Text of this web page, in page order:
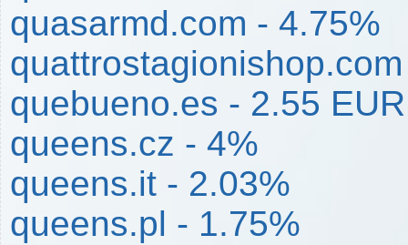
quasarmd.com - 4.75%
quebueno.es - 2.55 EUR
queens.cz - 4%
queens.it - 2.03%
queens.pl - 1.75%